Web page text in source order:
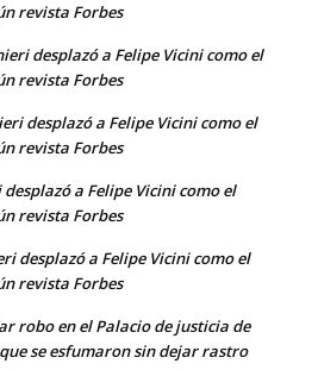
revista Forbes
desplazó a Felipe Vicini como el
revista Forbes
desplazó a Felipe Vicini como el
revista Forbes
a Felipe Vicini como el
revista Forbes
desplazó a Felipe Vicini como el
revista Forbes
robo en el Palacio de justicia de
se esfumaron sin dejar rastro